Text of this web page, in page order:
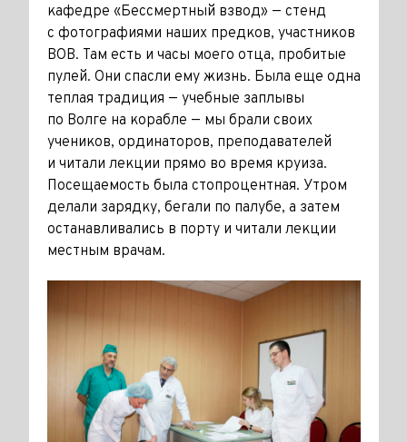
кафедре «Бессмертный взвод» — стенд
с фотографиями наших предков, участников
ВОВ. Там есть и часы моего отца, пробитые
пулей. Они спасли ему жизнь. Была еще одна
теплая традиция — учебные заплывы
по Волге на корабле — мы брали своих
учеников, ординаторов, преподавателей
и читали лекции прямо во время круиза.
Посещаемость была стопроцентная. Утром
делали зарядку, бегали по палубе, а затем
останавливались в порту и читали лекции
местным врачам.